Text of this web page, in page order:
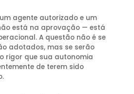
agente autorizado e um
está na aprovação — está
A questão não é se
adotados, mas se serão
rigor que sua autonomia
de terem sido